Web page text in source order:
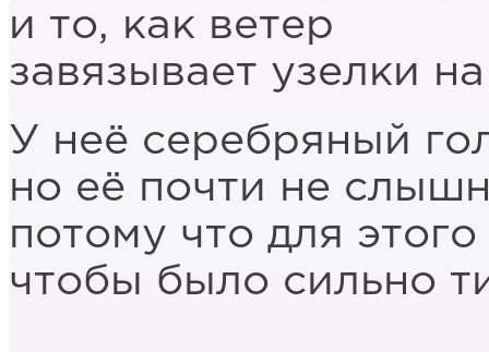
и то, как ветер
завязывает узелки
У неё серебряный
но её почти не
потому что для
чтобы было сильно